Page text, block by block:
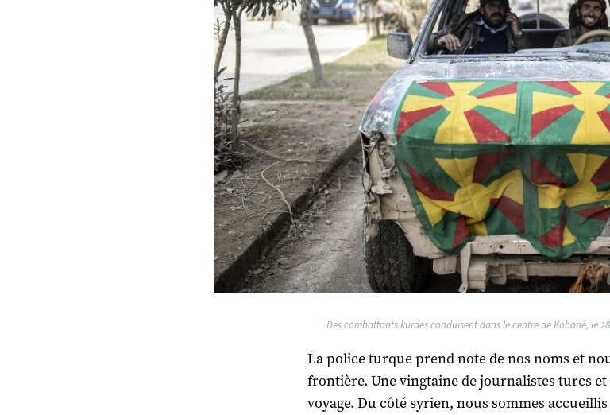
Des combattants kurdes conduisent dans le centre de Kobané, le
La police turque prend note de nos noms et
frontière. Une vingtaine de journalistes turcs
voyage. Du côté syrien, nous sommes